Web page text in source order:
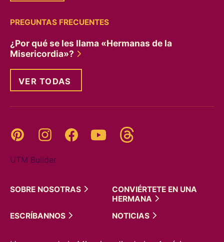
PREGUNTAS FRECUENTES
¿Por qué se les llama «Hermanas de la
Misericordia»?
VER TODAS
Pinterest InstagramFacebookYouTube
UTM Builder
SOBRE NOSOTRAS
CONVIÉRTETE EN UNA
HERMANA
ESCRÍBANNOS
NOTICIAS